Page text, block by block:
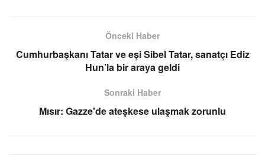
Önceki Haber
Cumhurbaşkanı Tatar ve eşi Sibel Tatar, sanatçı Ediz
Hun’la bir araya geldi
Sonraki Haber
Mısır: Gazze'de ateşkese ulaşmak zorunlu